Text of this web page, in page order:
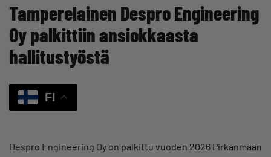
Tamperelainen Despro Engineering
Oy palkittiin ansiokkaasta
hallitustyöstä
FI
Despro Engineering Oy on palkittu vuoden 2026 Pirkanmaan